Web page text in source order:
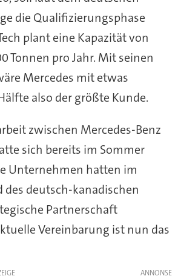
die Qualifizierungsphase
plant eine Kapazität von
Tonnen pro Jahr. Mit seinen
Mercedes mit etwas
also der größte Kunde.
zwischen Mercedes-Benz
sich bereits im Sommer
Unternehmen hatten im
deutsch-kanadischen
Partnerschaft
Vereinbarung ist nun das